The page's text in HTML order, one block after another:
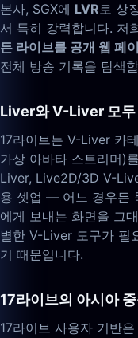
본사, SGX에 LVR로 상
서 특히 강력합니다. 저
든 라이브를 공개 웹 페
전체 방송 기록을 탐색
Liver와 V-Liver 모두
17라이브는 V-Liver 카
가상 아바타 스트리머)
Liver, Live2D/3D V-
용 셋업 — 어느 경우든
에게 보내는 화면을 그
별한 V-Liver 도구가 필
기 때문입니다.
17라이브의 아시아
17라이브 사용자 기반